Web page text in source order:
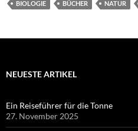
BIOLOGIE BÜCHER NATUR
NEUESTE ARTIKEL
Ein Reiseführer für die Tonne
27. November 2025